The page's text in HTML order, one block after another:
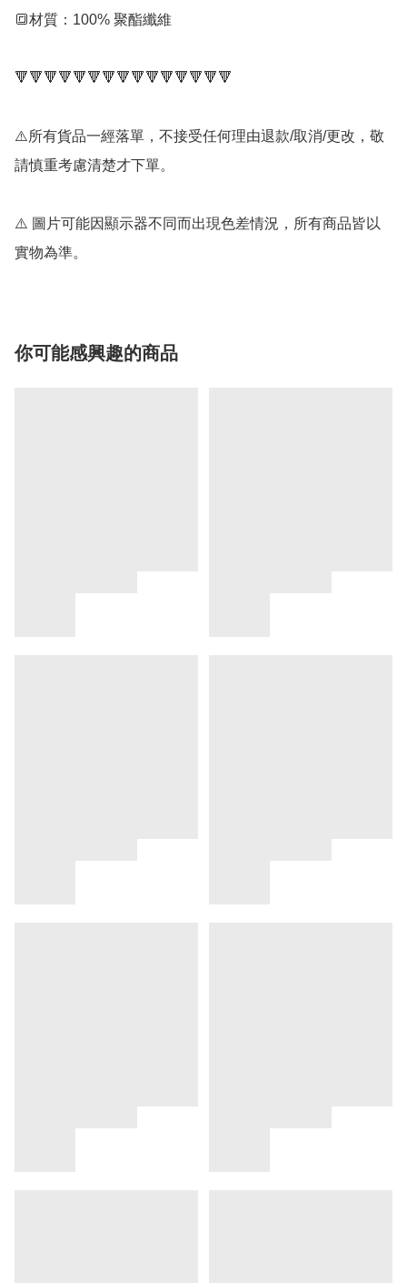
🔳材質：100% 聚酯纖維
🔻🔻🔻🔻🔻🔻🔻🔻🔻🔻🔻🔻🔻🔻🔻
⚠️所有貨品一經落單，不接受任何理由退款/取消/更改，敬
請慎重考慮清楚才下單。
⚠️ 圖片可能因顯示器不同而出現色差情況，所有商品皆以
實物為準。
你可能感興趣的商品